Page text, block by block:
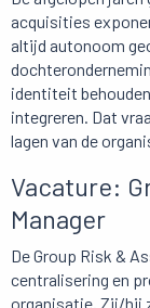
acquisities
altijd autonoom
identiteit
integreren. Dat
lagen van de
Vacature:
Manager
De Group Risk &
centralisering en
organisatie. Zij/hij